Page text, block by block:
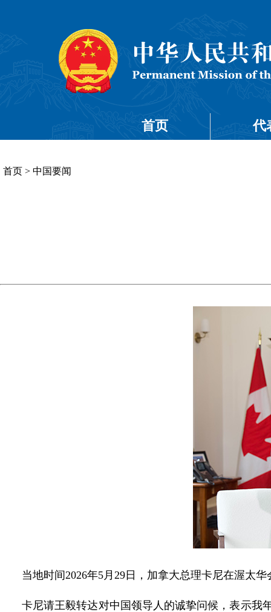
首页 代
首页 > 中国要闻
当地时间2026年5月29日，加拿大总理卡尼在渥太
卡尼请王毅转达对中国领导人的诚挚问候，表示我